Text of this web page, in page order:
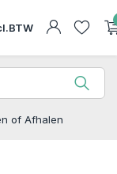
BTW
of Afhalen